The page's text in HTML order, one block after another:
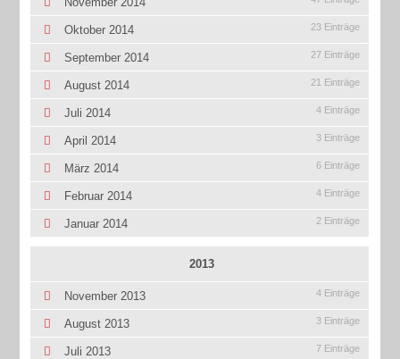
Oktober 2014 23 Einträge
September 2014 27 Einträge
August 2014 21 Einträge
Juli 2014 4 Einträge
April 2014 3 Einträge
März 2014 6 Einträge
Februar 2014 4 Einträge
Januar 2014 2 Einträge
2013
November 2013 4 Einträge
August 2013 3 Einträge
Juli 2013 7 Einträge